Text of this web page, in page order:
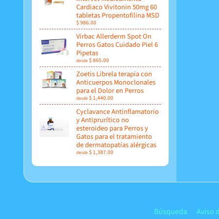
Cardiaco Vivitonin 50mg 60
tabletas Propentofilina MSD
$ 986.00
Virbac Allerderm Spot On
Perros Gatos Cuidado Piel 6
Pipetas
desde$ 865.00
Zoetis Librela terapia con
Anticuerpos Monoclonales
para el Dolor en Perros
desde$ 1,440.00
Cyclavance Antinflamatorio
y Antiprurítico no
esteroideo para Perros y
Gatos para el tratamiento
de dermatopatías alérgicas
desde$ 1,387.00
Búsqueda Aviso